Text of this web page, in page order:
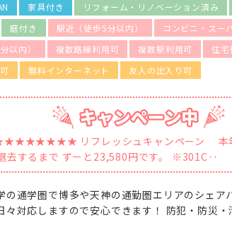
家具付き リフォーム・リノベーション済み
庭付き 駅近（徒歩5分以内）
コンビニ・スー
以内）
複数路線利用可 複数駅利用可 住宅
無料インターネット 友人の出入り可
リフレッシュキャンペーン 本年度
去するまで ずーと23,580円です。 ※301C‥
の通学圏で博多や天神の通勤圏エリアのシェア
々対応しますので安心できます！ 防犯・防災